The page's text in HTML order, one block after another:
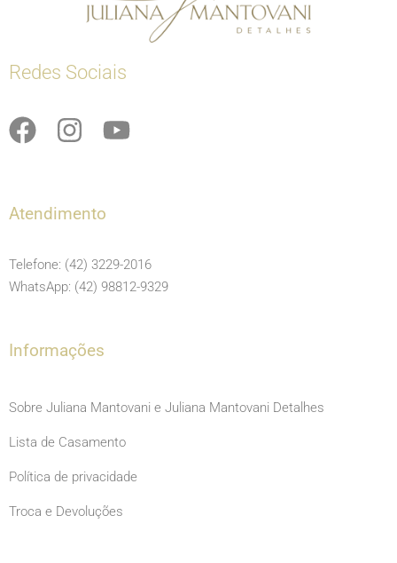
Redes Sociais
F
e
o
o
I
t
g
r
m
Y
b
e
Atendimento
Telefone: (42) 3229-2016
WhatsApp: (42) 98812-9329
Informações
Sobre Juliana Mantovani e Juliana Mantovani Detalhes
Lista de Casamento
Política de privacidade
Troca e Devoluções